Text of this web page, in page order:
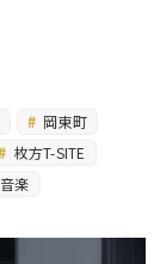
岡東町
枚方T-SITE
音楽